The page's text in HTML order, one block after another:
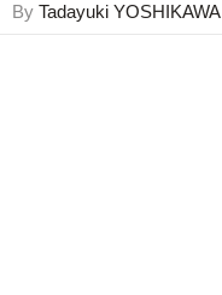
By Tadayuki YOSHIKAWA